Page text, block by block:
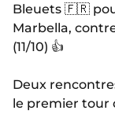
Bleuets 🇫🇷
Marbella,
(11/10) 👍
Deux
le premier tour